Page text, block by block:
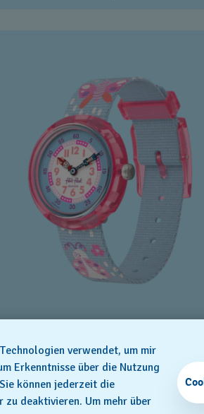
GARDEN FRIENDS
€ 44,00
verwendet, um mir
Erkenntnisse über die Nutzung
können jederzeit die
deaktivieren. Um mehr über